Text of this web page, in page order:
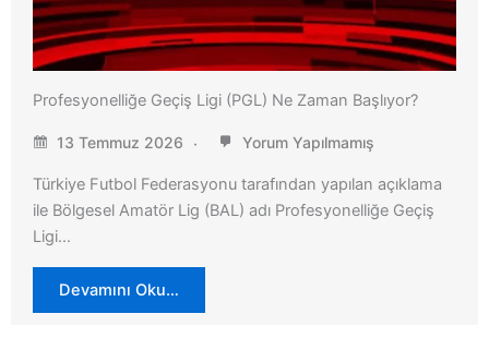
Profesyonelliğe Geçiş Ligi (PGL) Ne Zaman Başlıyor?
13 Temmuz 2026 Yorum Yapılmamış
Türkiye Futbol Federasyonu tarafından yapılan açıklama
ile Bölgesel Amatör Lig (BAL) adı Profesyonelliğe Geçiş
Ligi…
Devamını Oku…